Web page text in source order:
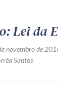
Lei da
novembro de
Santos